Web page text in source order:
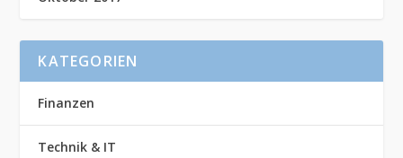
KATEGORIEN
Finanzen
Technik & IT